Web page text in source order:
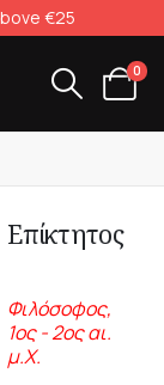
€25
0
Επίκτητος
Φιλόσοφος,
1ος - 2ος αι.
μ.Χ.